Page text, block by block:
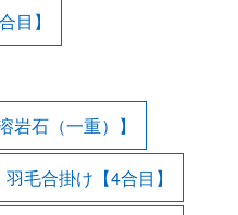
目】
岩石（一重）】
羽毛合掛け【4合目】